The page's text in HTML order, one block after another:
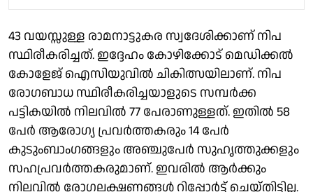
43 വയസ്സുള്ള രാമനാട്ടുകര സ്വദേശിക്കാണ് നിപ
സ്ഥിരീകരിച്ചത്. ഇദ്ദേഹം കോഴിക്കോട് മെഡിക്കല്‍
കോളേജ് ഐസിയുവില്‍ ചികിത്സയിലാണ്. നിപ
രോഗബാധ സ്ഥിരീകരിച്ചയാളുടെ സമ്പര്‍ക്ക
പട്ടികയില്‍ നിലവില്‍ 77 പേരാണുള്ളത്. ഇതില്‍ 58
പേര്‍ ആരോഗ്യ പ്രവര്‍ത്തകരും 14 പേര്‍
കുടുംബാംഗങ്ങളും അഞ്ചുപേര്‍ സുഹൃത്തുക്കളും
സഹപ്രവര്‍ത്തകരുമാണ്. ഇവരില്‍ ആര്‍ക്കും
നിലവില്‍ രോഗലക്ഷണങ്ങള്‍ റിപ്പോര്‍ട്ട് ചെയ്തിട്ടില്ല.